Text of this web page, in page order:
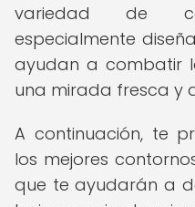
variedad de
especialmente
ayudan a combatir
una mirada fresca y
A continuación, te
los mejores
que te ayudarán a